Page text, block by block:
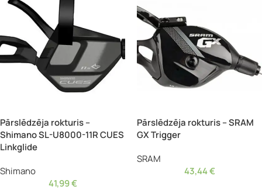
Pārslēdzēja rokturis –
Shimano SL-U8000-11R CUES
Linkglide
Shimano
41,99€
Pārslēdzēja rokturis – SRAM
GX Trigger
SRAM
43,44€